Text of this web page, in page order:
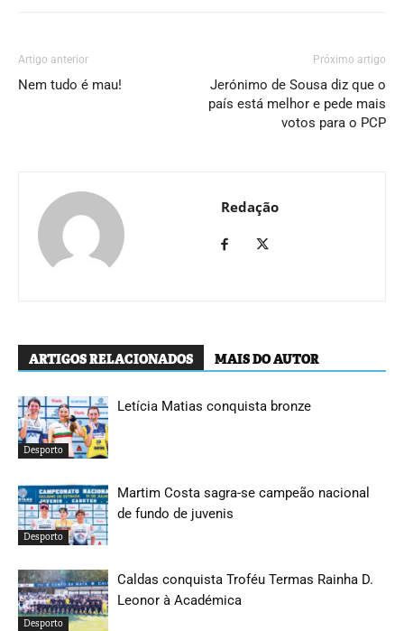
Artigo anterior
Nem tudo é mau!
Próximo artigo
Jerónimo de Sousa diz que o
país está melhor e pede mais
votos para o PCP
Redação
ARTIGOS RELACIONADOS MAIS DO AUTOR
Desporto
Letícia Matias conquista bronze
Desporto
Martim Costa sagra-se campeão nacional
de fundo de juvenis
Desporto
Caldas conquista Troféu Termas Rainha D.
Leonor à Académica